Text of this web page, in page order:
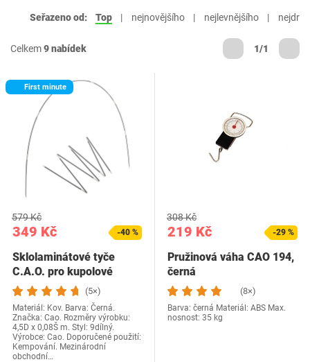
Seřazeno od: Top nejnovějšího nejlevnějšího
Celkem9 nabídek 1/1
First minute
349 Kč
579 Kč
-40 %
Sklolaminátové tyče
C.A.O. pro kupolové
stany, délka 450…
(5×)
Materiál: Kov. Barva: Černá.
Značka: Cao. Rozměry výrobku:
4,5D x 0,08Š m. Styl: 9dílný.
Výrobce: Cao. Doporučené použití:
Kempování. Mezinárodní
obchodní…
219 Kč
308 Kč
-29 %
Pružinová váha CAO 194,
černá
(8×)
Barva: černá Materiál: ABS Max.
nosnost: 35 kg